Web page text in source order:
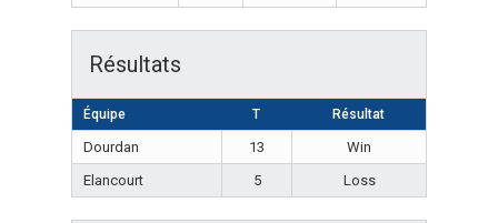
Résultats
Équipe T Résultat
Dourdan 13
Win
Elancourt
5 Loss